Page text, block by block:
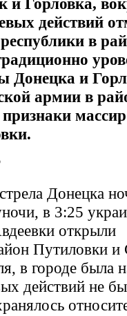
и Горловка,
действий
в
Донецка и
армии в
Донецка
в 3:25
открыли
Путиловки
в городе была
действий не